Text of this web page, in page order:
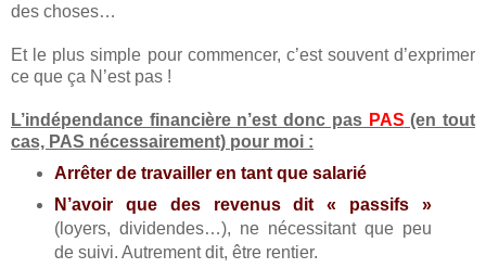
des choses…
Et le plus simple pour commencer, c’est souvent d’exprimer
ce que ça N’est pas !
L’indépendance financière n’est donc pasPAS (en tout
cas, PAS nécessairement) pour moi :
Arrêter de travailler en tant que salarié
N’avoir que des revenus dit « passifs »
(loyers, dividendes…), ne nécessitant que peu
de suivi. Autrement dit, être rentier.